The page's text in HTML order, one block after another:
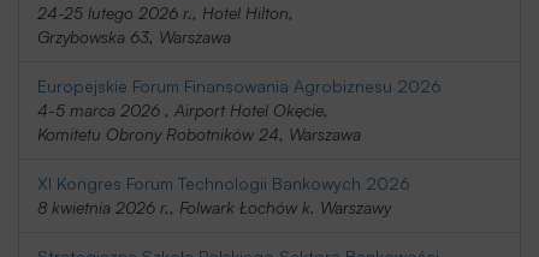
24-25 lutego 2026 r., Hotel Hilton,
Grzybowska 63, Warszawa
Europejskie Forum Finansowania Agrobiznesu 2026
4-5 marca 2026 , Airport Hotel Okęcie,
Komitetu Obrony Robotników 24, Warszawa
XI Kongres Forum Technologii Bankowych 2026
8 kwietnia 2026 r., Folwark Łochów k. Warszawy